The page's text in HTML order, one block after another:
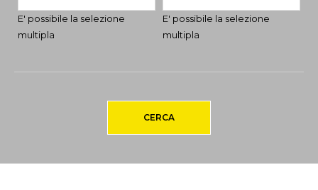
E' possibile la selezione
multipla
E' possibile la selezione
multipla
CERCA